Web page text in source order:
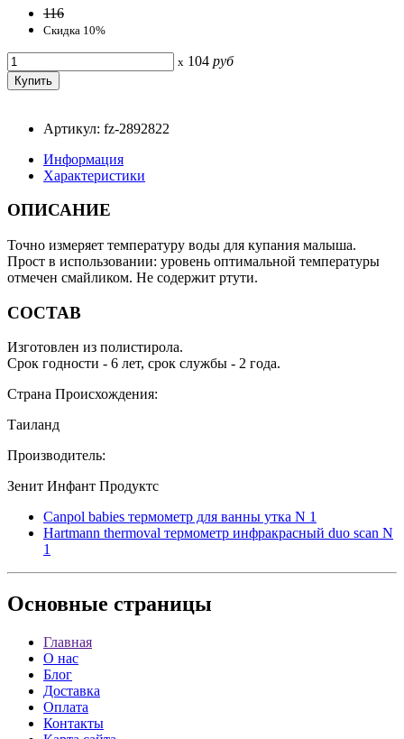
116
Скидка 10%
x 104 руб
Артикул: fz-2892822
Информация
Характеристики
ОПИСАНИЕ
Точно измеряет температуру воды для купания малыша.
Прост в использовании: уровень оптимальной температуры
отмечен смайликом. Не содержит ртути.
СОСТАВ
Изготовлен из полистирола.
Срок годности - 6 лет, срок службы - 2 года.
Страна Происхождения:
Таиланд
Производитель:
Зенит Инфант Продуктс
Canpol babies термометр для ванны утка N 1
Hartmann thermoval термометр инфракрасный duo scan N
1
Основные страницы
Главная
О нас
Блог
Доставка
Оплата
Контакты